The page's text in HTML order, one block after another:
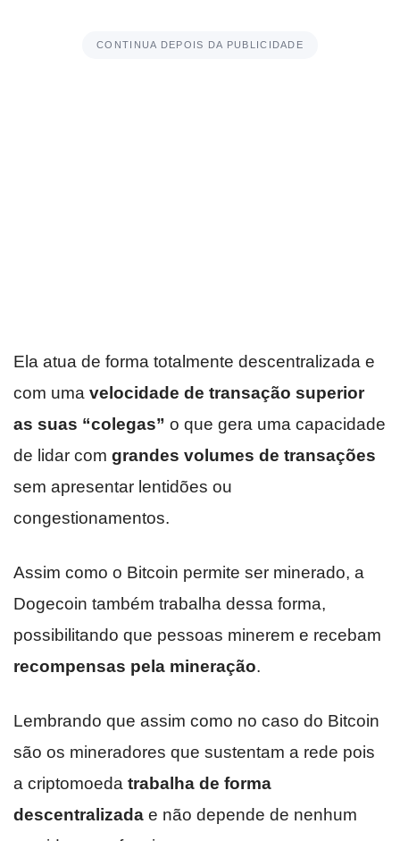
CONTINUA DEPOIS DA PUBLICIDADE
Ela atua de forma totalmente descentralizada e
com uma velocidade de transação superior
as suas “colegas” o que gera uma capacidade
de lidar com grandes volumes de transações
sem apresentar lentidões ou
congestionamentos.
Assim como o Bitcoin permite ser minerado, a
Dogecoin também trabalha dessa forma,
possibilitando que pessoas minerem e recebam
recompensas pela mineração.
Lembrando que assim como no caso do Bitcoin
são os mineradores que sustentam a rede pois
a criptomoeda trabalha de forma
descentralizada e não depende de nenhum